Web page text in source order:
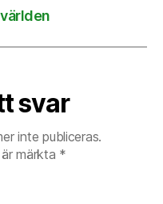
svar
inte publiceras.
märkta *